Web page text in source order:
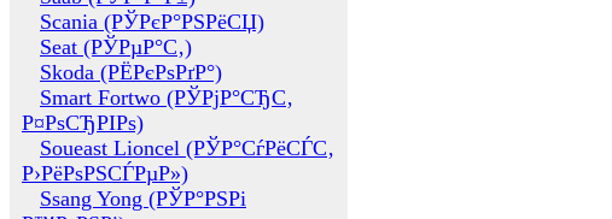
Scania (РЎРєР°РЅРёСЏ)
Seat (РЎРµР°С‚)
Skoda (РЁРєРѕРґР°)
Smart Fortwo (РЎРјР°СЂС‚
Р¤РѕСЂРІРѕ)
Soueast Lioncel (РЎР°СѓРёСЃС‚
Р›РёРѕРЅСЃРµР»)
Ssang Yong (РЎР°РЅРі